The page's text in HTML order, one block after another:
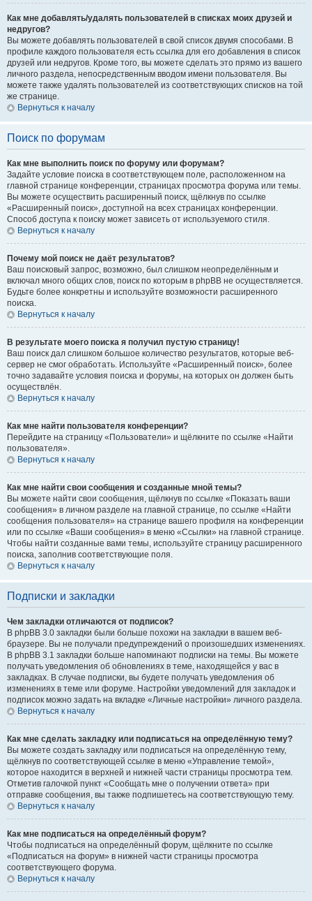
Как мне добавлять/удалять пользователей в списках моих друзей и
недругов?
Вы можете добавлять пользователей в свой список двумя способами. В
профиле каждого пользователя есть ссылка для его добавления в список
друзей или недругов. Кроме того, вы можете сделать это прямо из вашего
личного раздела, непосредственным вводом имени пользователя. Вы
можете также удалять пользователей из соответствующих списков на той
же странице.
Вернуться к началу
Поиск по форумам
Как мне выполнить поиск по форуму или форумам?
Задайте условие поиска в соответствующем поле, расположенном на
главной странице конференции, страницах просмотра форума или темы.
Вы можете осуществить расширенный поиск, щёлкнув по ссылке
«Расширенный поиск», доступной на всех страницах конференции.
Способ доступа к поиску может зависеть от используемого стиля.
Вернуться к началу
Почему мой поиск не даёт результатов?
Ваш поисковый запрос, возможно, был слишком неопределённым и
включал много общих слов, поиск по которым в phpBB не осуществляется.
Будьте более конкретны и используйте возможности расширенного
поиска.
Вернуться к началу
В результате моего поиска я получил пустую страницу!
Ваш поиск дал слишком большое количество результатов, которые веб-
сервер не смог обработать. Используйте «Расширенный поиск», более
точно задавайте условия поиска и форумы, на которых он должен быть
осуществлён.
Вернуться к началу
Как мне найти пользователя конференции?
Перейдите на страницу «Пользователи» и щёлкните по ссылке «Найти
пользователя».
Вернуться к началу
Как мне найти свои сообщения и созданные мной темы?
Вы можете найти свои сообщения, щёлкнув по ссылке «Показать ваши
сообщения» в личном разделе на главной странице, по ссылке «Найти
сообщения пользователя» на странице вашего профиля на конференции
или по ссылке «Ваши сообщения» в меню «Ссылки» на главной странице.
Чтобы найти созданные вами темы, используйте страницу расширенного
поиска, заполнив соответствующие поля.
Вернуться к началу
Подписки и закладки
Чем закладки отличаются от подписок?
В phpBB 3.0 закладки были больше похожи на закладки в вашем веб-
браузере. Вы не получали предупреждений о произошедших изменениях.
В phpBB 3.1 закладки больше напоминают подписки на темы. Вы можете
получать уведомления об обновлениях в теме, находящейся у вас в
закладках. В случае подписки, вы будете получать уведомления об
изменениях в теме или форуме. Настройки уведомлений для закладок и
подписок можно задать на вкладке «Личные настройки» личного раздела.
Вернуться к началу
Как мне сделать закладку или подписаться на определённую тему?
Вы можете создать закладку или подписаться на определённую тему,
щёлкнув по соответствующей ссылке в меню «Управление темой»,
которое находится в верхней и нижней части страницы просмотра тем.
Отметив галочкой пункт «Сообщать мне о получении ответа» при
отправке сообщения, вы также подпишетесь на соответствующую тему.
Вернуться к началу
Как мне подписаться на определённый форум?
Чтобы подписаться на определённый форум, щёлкните по ссылке
«Подписаться на форум» в нижней части страницы просмотра
соответствующего форума.
Вернуться к началу